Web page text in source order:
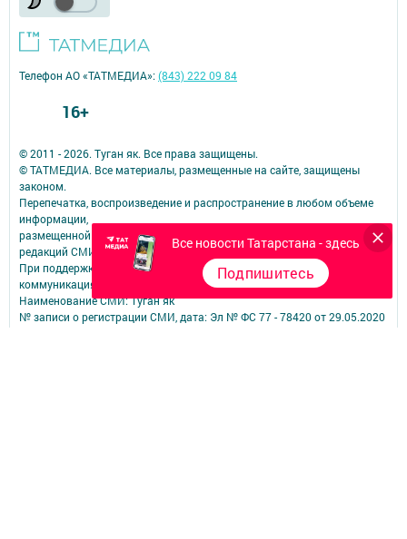
Все новости Татарстана - здесь
Подпишитесь
© 2011 - 2026. Туган як. Все права защищены.
© ТАТМЕДИА. Все материалы, размещенные на сайте, защищены
законом.
Перепечатка, воспроизведение и распространение в любом объеме
информации,
размещенной на сайте, возможна только с письменного согласия
редакций СМИ.
При поддержке Республиканского агентства по печати и массовым
коммуникациям.
Наименование СМИ: Туган як
№ записи о регистрации СМИ, дата: Эл № ФС 77 - 78420 от 29.05.2020
Телефон АО «ТАТМЕДИА»:(843) 222 09 84
16+